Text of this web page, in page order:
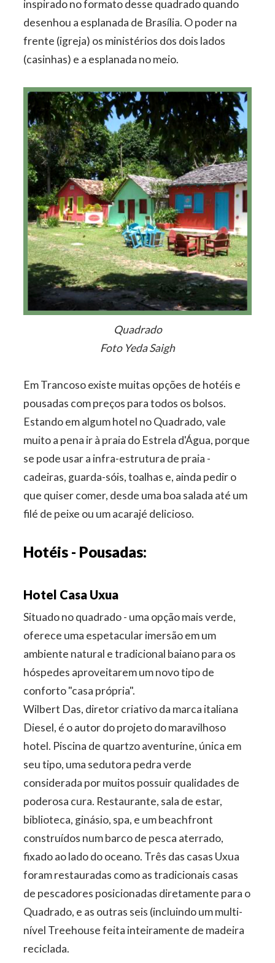
inspirado no formato desse quadrado quando
desenhou a esplanada de Brasília. O poder na
frente (igreja) os ministérios dos dois lados
(casinhas) e a esplanada no meio.
Quadrado
Foto Yeda Saigh
Em Trancoso existe muitas opções de hotéis e
pousadas com preços para todos os bolsos.
Estando em algum hotel no Quadrado, vale
muito a pena ir à praia do Estrela d'Água, porque
se pode usar a infra-estrutura de praia -
cadeiras, guarda-sóis, toalhas e, ainda pedir o
que quiser comer, desde uma boa salada até um
filé de peixe ou um acarajé delicioso.
Hotéis - Pousadas:
Hotel Casa Uxua
Situado no quadrado - uma opção mais verde,
oferece uma espetacular imersão em um
ambiente natural e tradicional baiano para os
hóspedes aproveitarem um novo tipo de
conforto "casa própria".
Wilbert Das, diretor criativo da marca italiana
Diesel, é o autor do projeto do maravilhoso
hotel. Piscina de quartzo aventurine, única em
seu tipo, uma sedutora pedra verde
considerada por muitos possuir qualidades de
poderosa cura. Restaurante, sala de estar,
biblioteca, ginásio, spa, e um beachfront
construídos num barco de pesca aterrado,
fixado ao lado do oceano. Três das casas Uxua
foram restauradas como as tradicionais casas
de pescadores posicionadas diretamente para o
Quadrado, e as outras seis (incluindo um multi-
nível Treehouse feita inteiramente de madeira
reciclada.